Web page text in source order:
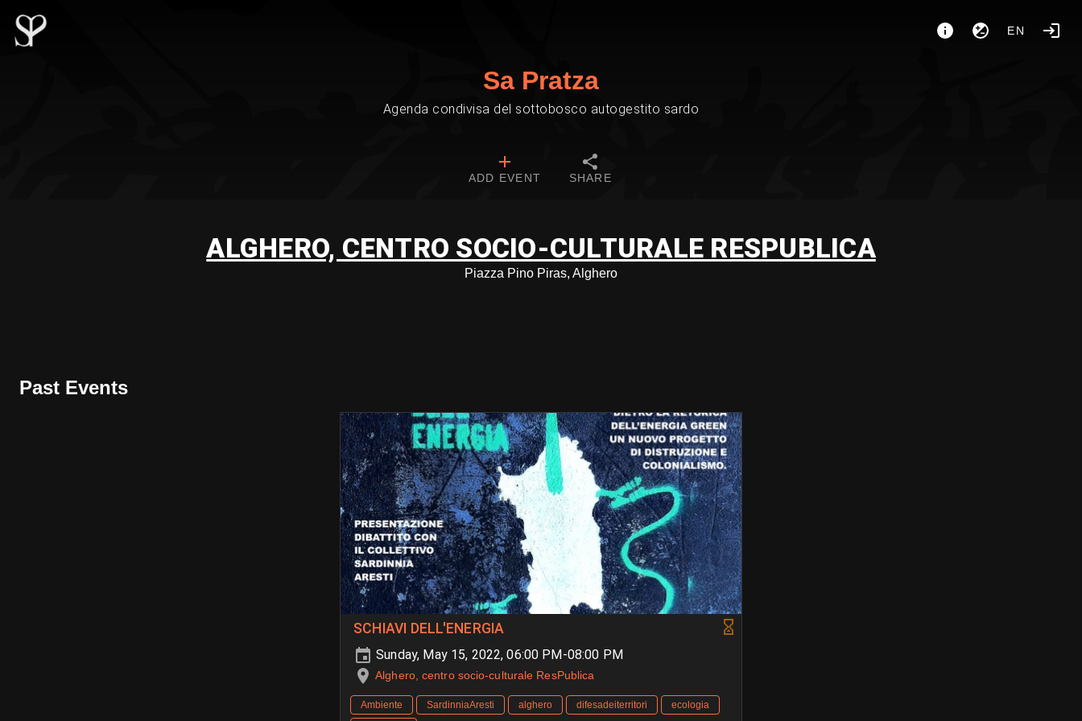
EN
Sa Pratza
Agenda condivisa del sottobosco autogestito sardo
ADD EVENT SHARE
ALGHERO, CENTRO SOCIO-CULTURALE RESPUBLICA
Piazza Pino Piras, Alghero
Past Events
SCHIAVI DELL'ENERGIA
Sunday, May 15, 2022, 06:00 PM-08:00 PM
Alghero, centro socio-culturale ResPublica
Ambiente SardinniaAresti alghero difesadeiterritori ecologia